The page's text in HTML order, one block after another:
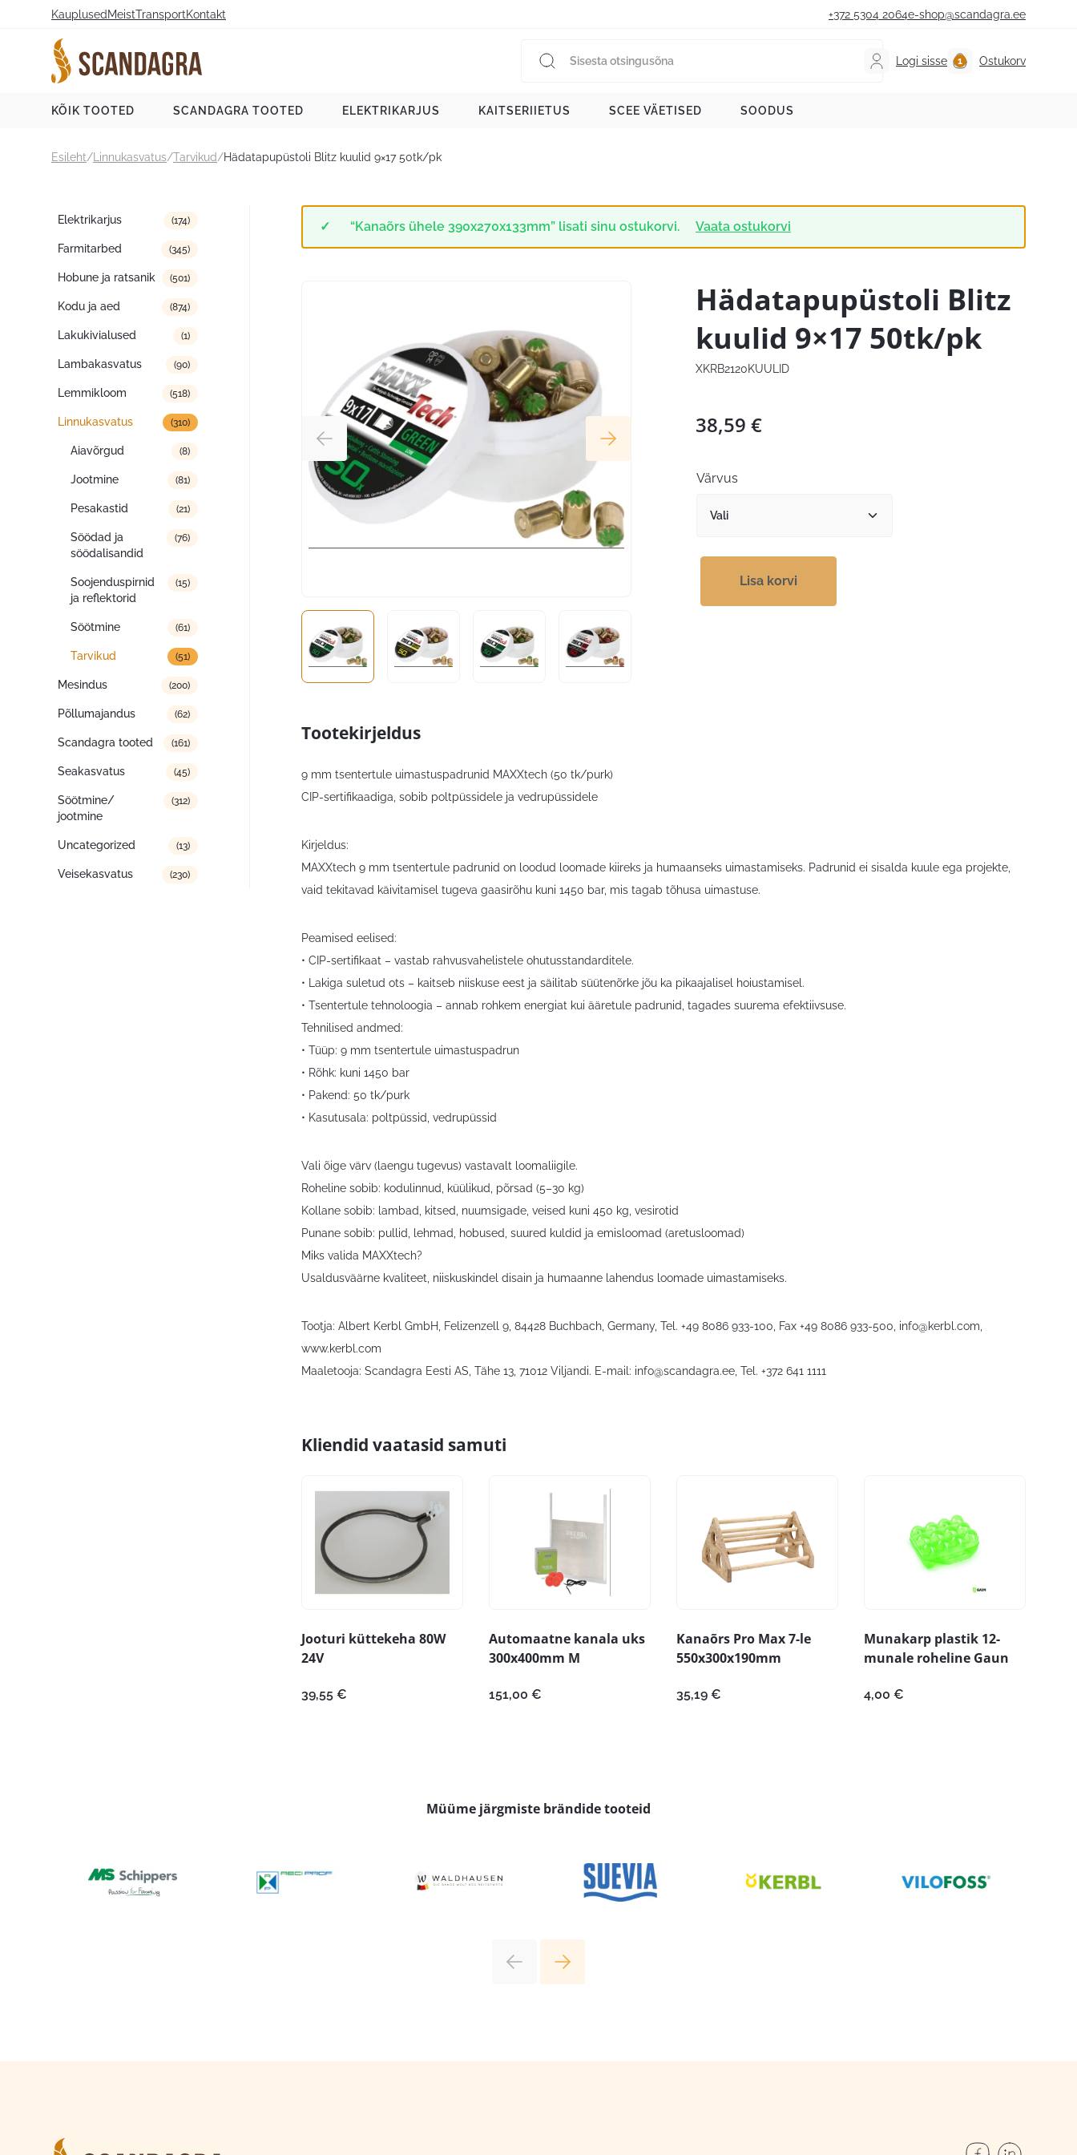
Kauplused MeistTransportKontakt +372 5304 2064e-shop@scandagra.ee
Logi sisse Ostukorv
KÕIK TOOTED SCANDAGRA TOOTED ELEKTRIKARJUS KAITSERIIETUS SCEE VÄETISED SOODUS
Esileht/ Linnukasvatus/Tarvikud/Hädatapupüstoli Blitz kuulid 9×17 50tk/pk
Tootekategooriad
Elektrikarjus (174)
Farmitarbed (345)
Hobune ja ratsanik (501)
Kodu ja aed (874)
Lakukivialused (1)
Lambakasvatus (90)
Lemmikloom (518)
Linnukasvatus (310)
Aiavõrgud (8)
Jootmine (81)
Pesakastid (21)
Söödad ja
söödalisandid
(76)
Soojenduspirnid
ja reflektorid
(15)
Söötmine (61)
Tarvikud (51)
Mesindus (200)
Põllumajandus (62)
Scandagra tooted (161)
Seakasvatus (45)
Söötmine/
jootmine
(312)
Uncategorized (13)
Veisekasvatus (230)
“Kanaõrs ühele 390x270x133mm” lisati sinu ostukorvi. Vaata ostukorvi
Hädatapupüstoli Blitz
kuulid 9×17 50tk/pk
XKRB2120KUULID
38,59 €
Värvus
Lisa korvi
Tootekirjeldus
9 mm tsentertule uimastuspadrunid MAXXtech (50 tk/purk)
CIP-sertifikaadiga, sobib poltpüssidele ja vedrupüssidele
Kirjeldus:
MAXXtech 9 mm tsentertule padrunid on loodud loomade kiireks ja humaanseks uimastamiseks. Padrunid ei sisalda kuule ega projekte,
vaid tekitavad käivitamisel tugeva gaasirõhu kuni 1450 bar, mis tagab tõhusa uimastuse.
Peamised eelised:
• CIP-sertifikaat – vastab rahvusvahelistele ohutusstandarditele.
• Lakiga suletud ots – kaitseb niiskuse eest ja säilitab süütenõrke jõu ka pikaajalisel hoiustamisel.
• Tsentertule tehnoloogia – annab rohkem energiat kui ääretule padrunid, tagades suurema efektiivsuse.
Tehnilised andmed:
• Tüüp: 9 mm tsentertule uimastuspadrun
• Rõhk: kuni 1450 bar
• Pakend: 50 tk/purk
• Kasutusala: poltpüssid, vedrupüssid
Vali õige värv (laengu tugevus) vastavalt loomaliigile.
Roheline sobib: kodulinnud, küülikud, põrsad (5–30 kg)
Kollane sobib: lambad, kitsed, nuumsigade, veised kuni 450 kg, vesirotid
Punane sobib: pullid, lehmad, hobused, suured kuldid ja emisloomad (aretusloomad)
Miks valida MAXXtech?
Usaldusväärne kvaliteet, niiskuskindel disain ja humaanne lahendus loomade uimastamiseks.
Tootja: Albert Kerbl GmbH, Felizenzell 9, 84428 Buchbach, Germany, Tel. +49 8086 933-100, Fax +49 8086 933-500, info@kerbl.com
www.kerbl.com
Maaletooja: Scandagra Eesti AS, Tähe 13, 71012 Viljandi. E-mail: info@scandagra.ee , Tel. +372 641 1111
Kliendid vaatasid samuti
Jooturi küttekeha 80W
24V
39,55 €
Automaatne kanala uks
300x400mm M
151,00 €
Kanaõrs Pro Max 7-le
550x300x190mm
35,19 €
Munakarp plastik 12-
munale roheline Gaun
4,00 €
Müüme järgmiste brändide tooteid